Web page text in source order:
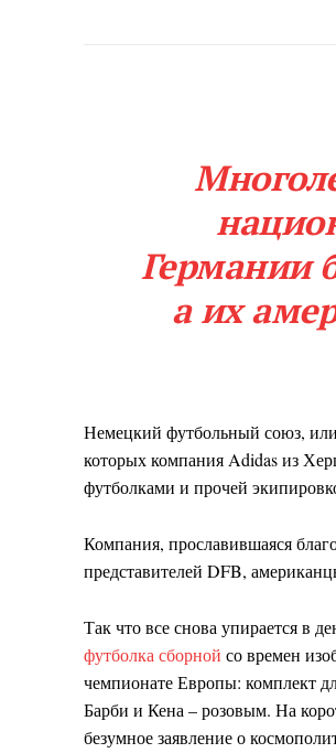
Германии
а их
Немецкий футбольный союз,
которых компания Adidas из
футболками и прочей
Компания, прославившаяся
представителей DFB,
Так что все снова упирается в
футболка сборной со времен
чемпионате Европы: комплект
Барби и Кена – розовым. На
безумное заявление о